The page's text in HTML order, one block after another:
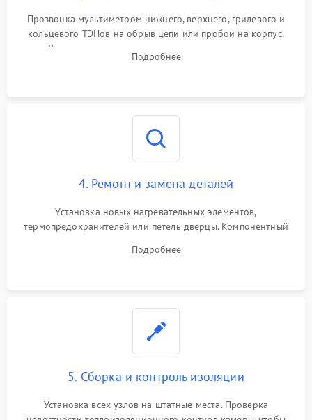
Прозвонка мультиметром нижнего, верхнего, грилевого и
кольцевого ТЭНов на обрыв цепи или пробой на корпус.
Диагностика термостата, датчиков температуры,
переключателя режимов и мотора конвекции.
Подробнее
4. Ремонт и замена деталей
Установка новых нагревательных элементов,
термопредохранителей или петель дверцы. Компонентный
выгоревших реле, восстановление контактов и замена
Подробнее
5. Сборка и контроль изоляции
Установка всех узлов на штатные места. Проверка